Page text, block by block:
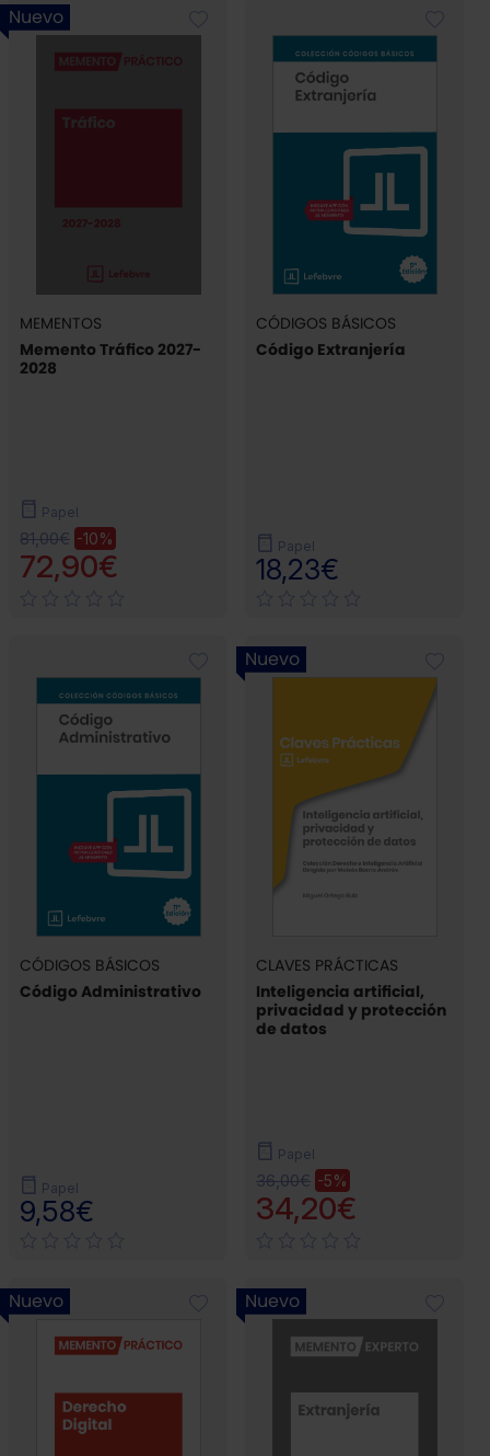
Nuevo
MEMENTOS
Memento Tráfico 2027-
2028
Papel
81,00€ -10%
72,90€
CÓDIGOS BÁSICOS
Código Extranjería
Papel
18,23€
CÓDIGOS BÁSICOS
Código Administrativo
Papel
9,58€
Nuevo
CLAVES PRÁCTICAS
Inteligencia artificial,
privacidad y protección
de datos
Papel
36,00€ -5%
34,20€
Nuevo Nuevo